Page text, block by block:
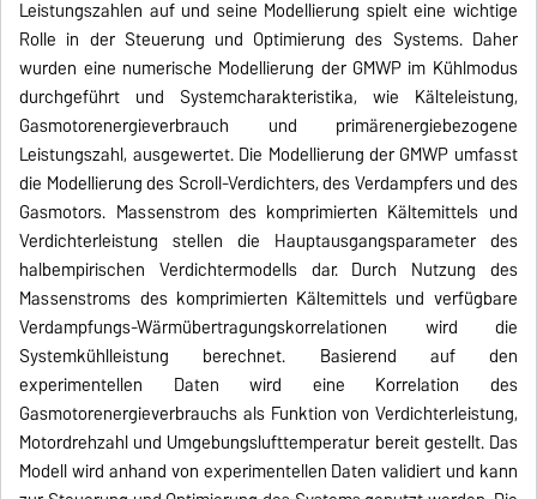
Leistungszahlen auf und seine Modellierung spielt eine wichtige
Rolle in der Steuerung und Optimierung des Systems. Daher
wurden eine numerische Modellierung der GMWP im Kühlmodus
durchgeführt und Systemcharakteristika, wie Kälteleistung,
Gasmotorenergieverbrauch und primärenergiebezogene
Leistungszahl, ausgewertet. Die Modellierung der GMWP umfasst
die Modellierung des Scroll-Verdichters, des Verdampfers und des
Gasmotors. Massenstrom des komprimierten Kältemittels und
Verdichterleistung stellen die Hauptausgangsparameter des
halbempirischen Verdichtermodells dar. Durch Nutzung des
Massenstroms des komprimierten Kältemittels und verfügbare
Verdampfungs-Wärmübertragungskorrelationen wird die
Systemkühlleistung berechnet. Basierend auf den
experimentellen Daten wird eine Korrelation des
Gasmotorenergieverbrauchs als Funktion von Verdichterleistung,
Motordrehzahl und Umgebungslufttemperatur bereit gestellt. Das
Modell wird anhand von experimentellen Daten validiert und kann